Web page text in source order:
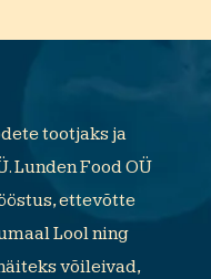
tootjaks ja
Lunden Food OÜ
ettevõtte
Lool ning
võileivad,